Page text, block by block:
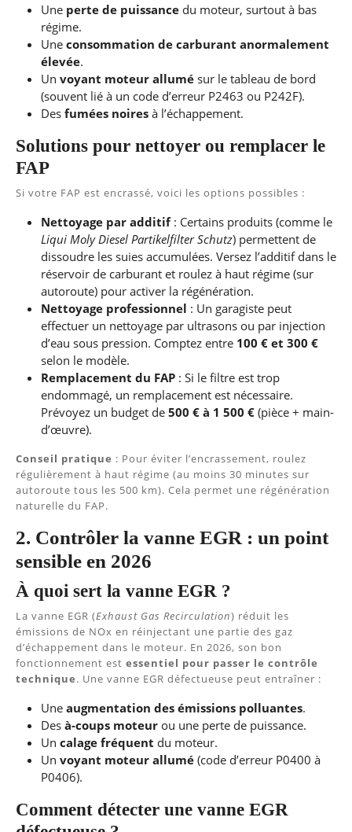
Une perte de puissance du moteur, surtout à bas
régime.
Une consommation de carburant anormalement
élevée.
Un voyant moteur allumé sur le tableau de bord
(souvent lié à un code d’erreur P2463 ou P242F).
Des fumées noires à l’échappement.
Solutions pour nettoyer ou remplacer le
FAP
Si votre FAP est encrassé, voici les options possibles :
Nettoyage par additif: Certains produits (comme le
Liqui Moly Diesel Partikelfilter Schutz) permettent de
dissoudre les suies accumulées. Versez l’additif dans le
réservoir de carburant et roulez à haut régime (sur
autoroute) pour activer la régénération.
Nettoyage professionnel : Un garagiste peut
effectuer un nettoyage par ultrasons ou par injection
d’eau sous pression. Comptez entre 100 € et 300 €
selon le modèle.
Remplacement du FAP : Si le filtre est trop
endommagé, un remplacement est nécessaire.
Prévoyez un budget de 500 € à 1 500 € (pièce + main-
d’œuvre).
Conseil pratique : Pour éviter l’encrassement, roulez
régulièrement à haut régime (au moins 30 minutes sur
autoroute tous les 500 km). Cela permet une régénération
naturelle du FAP.
2. Contrôler la vanne EGR : un point
sensible en 2026
À quoi sert la vanne EGR ?
La vanne EGR (Exhaust Gas Recirculation) réduit les
émissions de NOx en réinjectant une partie des gaz
d’échappement dans le moteur. En 2026, son bon
fonctionnement est essentiel pour passer le contrôle
technique. Une vanne EGR défectueuse peut entraîner :
Une augmentation des émissions polluantes.
Des à-coups moteur ou une perte de puissance.
Un calage fréquent du moteur.
Un voyant moteur allumé (code d’erreur P0400 à
P0406).
Comment détecter une vanne EGR